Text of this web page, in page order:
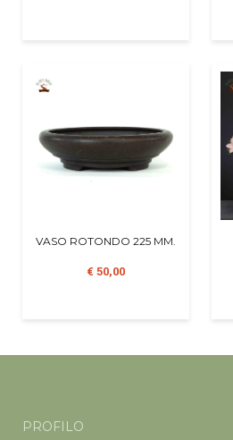
VASO ROTONDO 225 MM.
€ 50,00
PROFILO